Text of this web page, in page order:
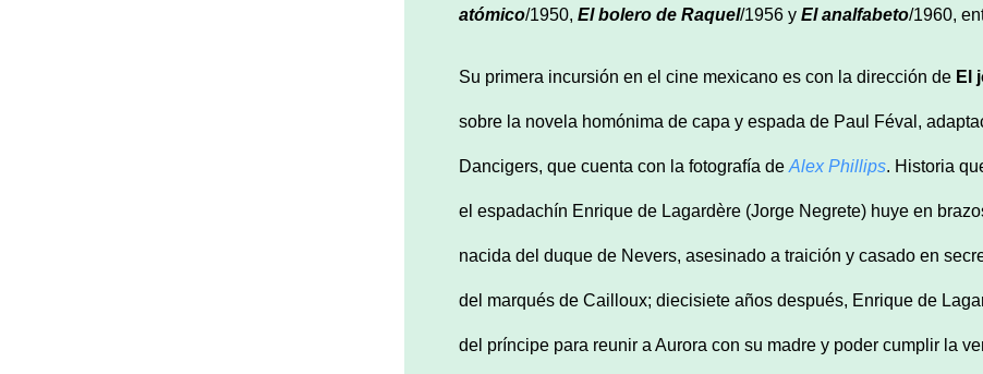
atómico/1950, El bolero de Raquel/1956 y El analfabeto/1960,
Su primera incursión en el cine mexicano es con la dirección de El
sobre la novela homónima de capa y espada de Paul Féval,
Dancigers, que cuenta con la fotografía de Alex Phillips. Historia
el espadachín Enrique de Lagardère (Jorge Negrete) huye en
nacida del duque de Nevers, asesinado a traición y casado en
del marqués de Cailloux; diecisiete años después, Enrique de
del príncipe para reunir a Aurora con su madre y poder cumplir la